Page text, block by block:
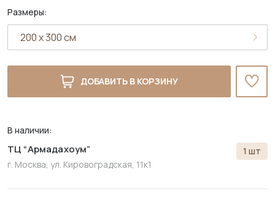
Размеры:
ДОБАВИТЬ В КОРЗИНУ
В наличии:
ТЦ “Армадахоум”
г. Москва, ул. Кировоградская, 11к1
1 шт